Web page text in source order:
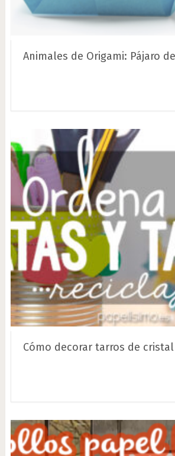
Animales de Origami: Pájaro
Cómo decorar tarros de